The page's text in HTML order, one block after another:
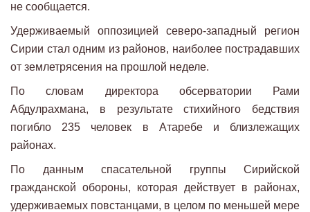
не сообщается.
Удерживаемый оппозицией северо-западный регион
Сирии стал одним из районов, наиболее пострадавших
от землетрясения на прошлой неделе.
По словам директора обсерватории Рами
Абдулрахмана, в результате стихийного бедствия
погибло 235 человек в Атаребе и близлежащих
районах.
По данным спасательной группы Сирийской
гражданской обороны, которая действует в районах,
удерживаемых повстанцами, в целом по меньшей мере